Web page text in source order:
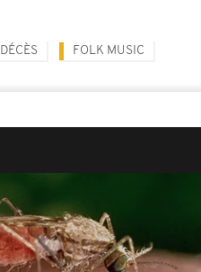
DÉCÈS FOLK MUSIC